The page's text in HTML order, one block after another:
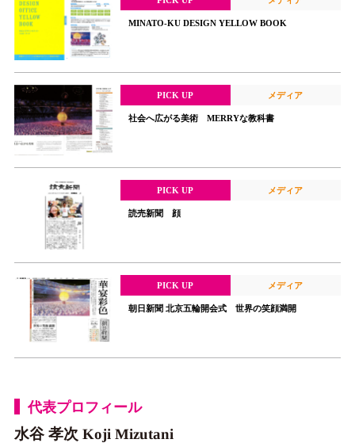
MINATO-KU DESIGN YELLOW BOOK
PICK UP メディア
社会へ広がる美術 MERRYな教科書
PICK UP メディア
読売新聞 顔
PICK UP メディア
朝日新聞 北京五輪開会式 世界の笑顔満開
代表プロフィール
水谷 孝次 Koji Mizutani